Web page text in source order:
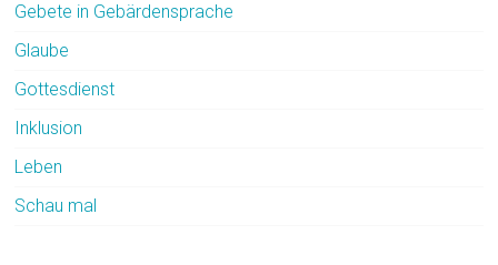
Gebete in Gebärdensprache
Glaube
Gottesdienst
Inklusion
Leben
Schau mal